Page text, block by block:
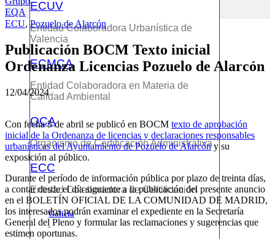
ECUV
Entidad Colaboradora Urbanística de
Valencia
ECMCA
Entidad Colaboradora en Materia de
Calidad Ambiental
OCA
Organismo de Certificación Administrativa
ECC
Entidad Colaboradora de Certificación
Galicia
ECU, Pozuelo de Alarcón
Publicación BOCM Texto inicial
Ordenanza Licencias Pozuelo de Alarcón
12/04/2024
Con fecha 5 de abril se publicó en BOCM texto de aprobación
inicial de la Ordenanza de licencias y declaraciones responsables
urbanísticas del Ayuntamiento de Pozuelo de Alarcóny su
exposición al público.
Durante el período de información pública por plazo de treinta días,
a contar desde el día siguiente a la publicación del presente anuncio
en el BOLETÍN OFICIAL DE LA COMUNIDAD DE MADRID,
los interesados podrán examinar el expediente en la Secretaría
General del Pleno y formular las reclamaciones y sugerencias que
estimen oportunas.